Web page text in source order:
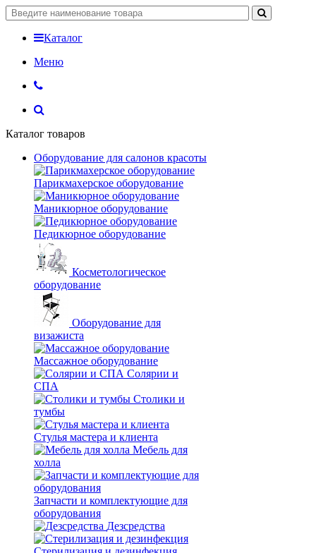
Каталог
Меню
Каталог товаров
Оборудование для салонов красоты
Парикмахерское оборудование
Маникюрное оборудование
Педикюрное оборудование
Косметологическое
оборудование
Оборудование для
визажиста
Массажное оборудование
Солярии и
СПА
Столики и
тумбы
Стулья мастера и клиента
Мебель для
холла
Запчасти и комплектующие для
оборудования
Дезсредства